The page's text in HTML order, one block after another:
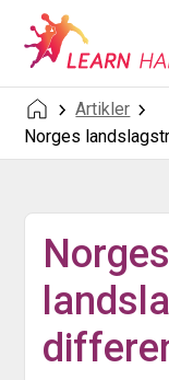
Artikler
Norges
Norges